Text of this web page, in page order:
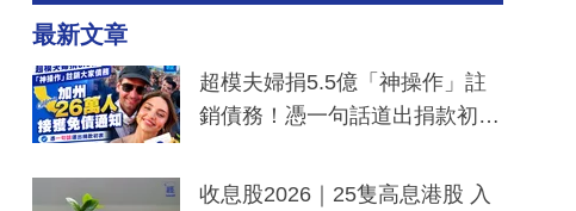
最新文章
超模夫婦捐5.5億「神操作」註
銷債務！憑一句話道出捐款初
一度被誤當詐騙手段
收息股2026｜25隻高息港股 入